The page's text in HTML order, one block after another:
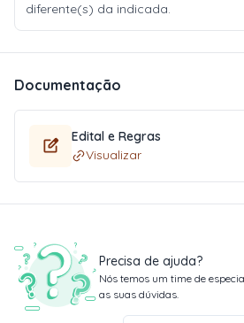
diferente(s) da indicada.
Documentação
Edital e Regras
Visualizar
Precisa de ajuda?
Nós temos um time de
as suas dúvidas.